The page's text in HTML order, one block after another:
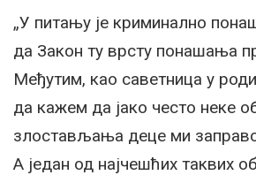
„У питању је криминално
да Закон ту врсту понашања
Међутим, као саветница у
да кажем да јако често неке
злостављања деце ми
А један од најчешћих таквих